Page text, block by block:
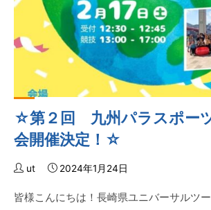
☆第２回 九州パラスポー
会開催決定！☆
ut 2024年1月24日
皆様こんにちは！長崎県ユニバーサルツ